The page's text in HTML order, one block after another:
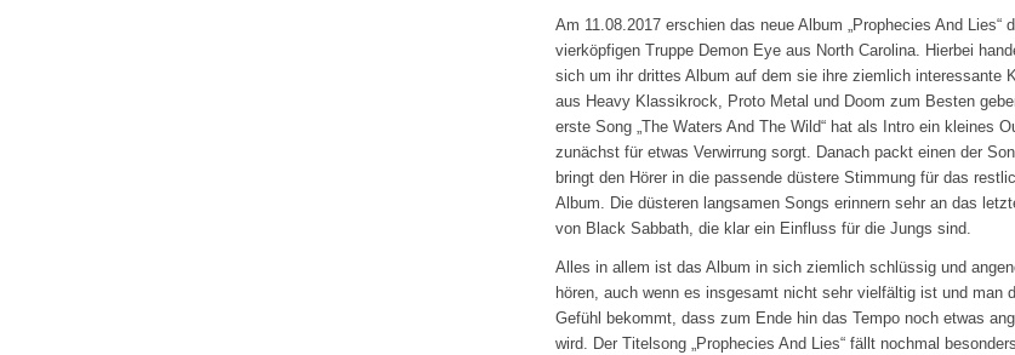
Am 11.08.2017 erschien das neue Album „Prophecies And Lies“
vierköpfigen Truppe Demon Eye aus North Carolina. Hierbei
sich um ihr drittes Album auf dem sie ihre ziemlich interessante
aus Heavy Klassikrock, Proto Metal und Doom zum Besten
erste Song „The Waters And The Wild“ hat als Intro ein kleines
zunächst für etwas Verwirrung sorgt. Danach packt einen der
bringt den Hörer in die passende düstere Stimmung für das
Album. Die düsteren langsamen Songs erinnern sehr an das
von Black Sabbath, die klar ein Einfluss für die Jungs sind.
Alles in allem ist das Album in sich ziemlich schlüssig und
hören, auch wenn es insgesamt nicht sehr vielfältig ist und man
Gefühl bekommt, dass zum Ende hin das Tempo noch etwas
wird. Der Titelsong „Prophecies And Lies“ fällt nochmal